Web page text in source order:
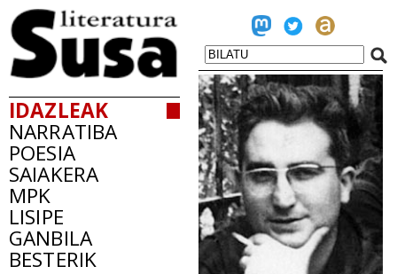
IDAZLEAK
NARRATIBA
POESIA
SAIAKERA
MPK
LISIPE
GANBILA
BESTERIK